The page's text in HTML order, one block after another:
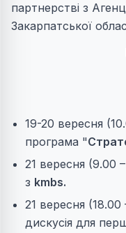
партнерстві з
Закарпатської
19-20 вересня
програма "
21 вересня (9.00
з kmbs.
21 вересня (18.00
дискусія для